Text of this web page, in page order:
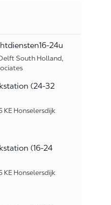
24u
South Holland,
(24-32
KE Honselersdijk
(16-24
KE Honselersdijk